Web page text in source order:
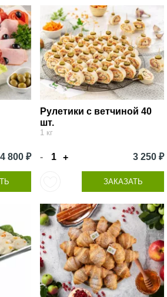
4 800 ₽
Рулетики с ветчиной 40
шт.
1 кг
- + 3 250 ₽
ЗАКАЗАТЬ